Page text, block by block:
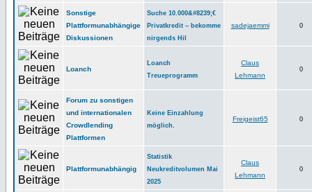
Sonstige
Plattformunabhängige
Diskussionen
Suche 10.000&#8239;€
Privatkredit – bekomme
nirgends Hil
sadejaemmi 0
Loanch
Loanch
Treueprogramm
Claus
Lehmann
0
Forum zu sonstigen
und internationalen
Crowdlending
Plattformen
Keine Einzahlung
möglich.
Freigeist65 0
Plattformunabhängig
Statistik
Neukreditvolumen Mai
2025
Claus
Lehmann
0